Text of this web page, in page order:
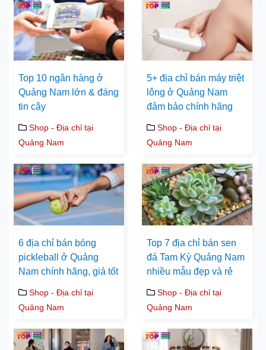
Top 10 ngân hàng ở
Quảng Nam lớn & đáng
tin cậy
Shop - Địa chỉ tại
Quảng Nam
5+ địa chỉ bán máy triệt
lông ở Quảng Nam
đảm bảo chính hãng
Shop - Địa chỉ tại
Quảng Nam
6 địa chỉ bán bóng
pickleball ở Quảng
Nam chính hãng, giá tốt
Shop - Địa chỉ tại
Quảng Nam
Top 7 địa chỉ bán sen
đá Tam Kỳ Quảng Nam
nhiều mẫu đẹp và rẻ
Shop - Địa chỉ tại
Quảng Nam